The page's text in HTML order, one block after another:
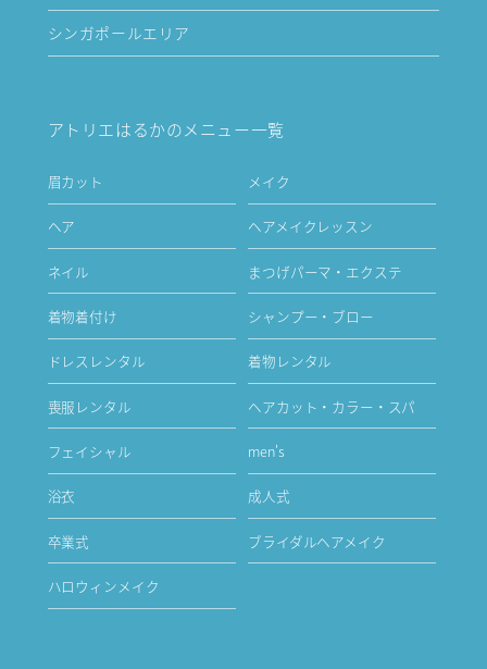
シンガポールエリア
アトリエはるかのメニュー一覧
眉カット メイク
ヘア ヘアメイクレッスン
ネイル まつげパーマ・エクステ
着物着付け シャンプー・ブロー
ドレスレンタル 着物レンタル
喪服レンタル ヘアカット・カラー・スパ
フェイシャル men's
浴衣 成人式
卒業式 ブライダルヘアメイク
ハロウィンメイク